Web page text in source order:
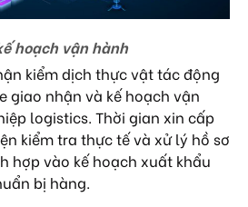
hoạch vận hành
kiểm dịch thực vật tác động
giao nhận và kế hoạch vận
logistics. Thời gian xin cấp
kiểm tra thực tế và xử lý hồ sơ
hợp vào kế hoạch xuất khẩu
bị hàng.